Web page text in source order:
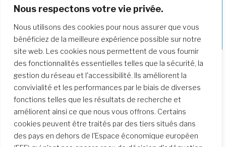
Nous respectons votre vie privée.
Nous utilisons des cookies pour nous assurer que vous
bénéficiez de la meilleure expérience possible sur notre
site web. Les cookies nous permettent de vous fournir
des fonctionnalités essentielles telles que la sécurité, la
gestion du réseau et l'accessibilité. Ils améliorent la
convivialité et les performances par le biais de diverses
fonctions telles que les résultats de recherche et
améliorent ainsi ce que nous vous offrons. Certains
cookies peuvent être traités par des tiers situés dans
des pays en dehors de l'Espace économique européen
Approfondir notre parcours de
formation